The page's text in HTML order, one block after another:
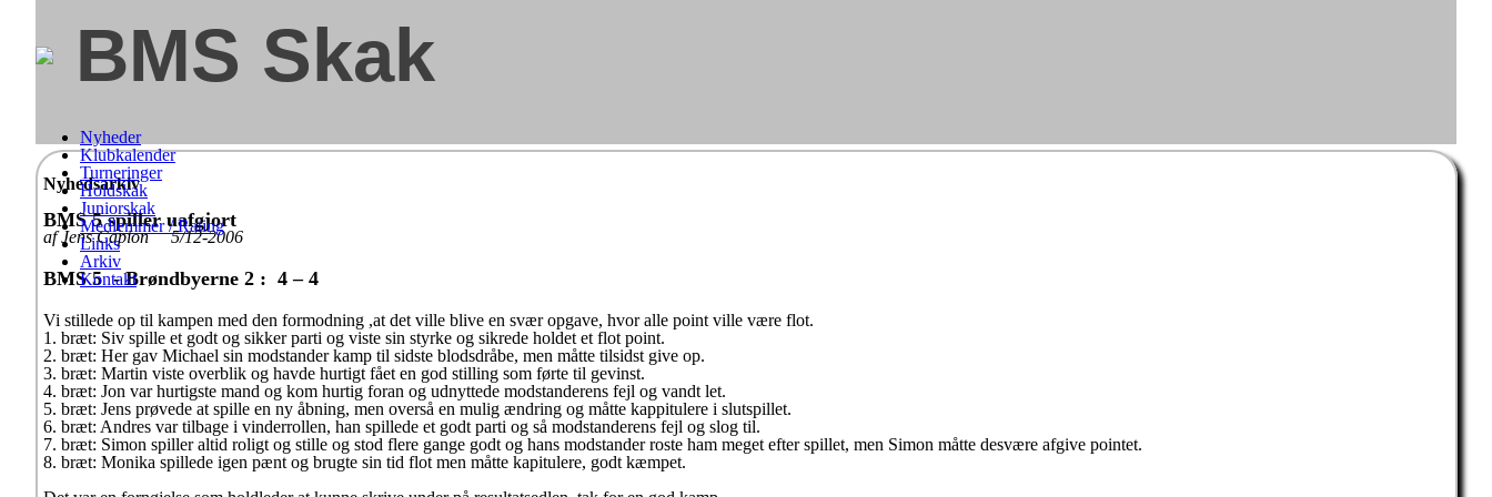
BMS Skak
Nyheder
Klubkalender
Turneringer
Holdskak
Juniorskak
Medlemmer / Rating
Links
Arkiv
Kontakt
Nyhedsarkiv
BMS 5 spiller uafgjort
af Jens Capion 5/12-2006
BMS 5 - Brøndbyerne 2 : 4 – 4
Vi stillede op til kampen med den formodning ,at det ville blive en svær opgave, hvor alle point ville være flot.
1. bræt: Siv spille et godt og sikker parti og viste sin styrke og sikrede holdet et flot point.
2. bræt: Her gav Michael sin modstander kamp til sidste blodsdråbe, men måtte tilsidst give op.
3. bræt: Martin viste overblik og havde hurtigt fået en god stilling som førte til gevinst.
4. bræt: Jon var hurtigste mand og kom hurtig foran og udnyttede modstanderens fejl og vandt let.
5. bræt: Jens prøvede at spille en ny åbning, men overså en mulig ændring og måtte kappitulere i slutspillet.
6. bræt: Andres var tilbage i vinderrollen, han spillede et godt parti og så modstanderens fejl og slog til.
7. bræt: Simon spiller altid roligt og stille og stod flere gange godt og hans modstander roste ham meget efter spillet, men Simon måtte desvære afgive pointet.
8. bræt: Monika spillede igen pænt og brugte sin tid flot men måtte kapitulere, godt kæmpet.